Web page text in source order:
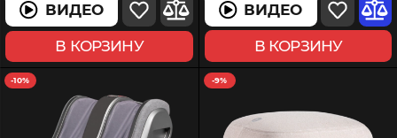
ВИДЕО
В КОРЗИНУ
ВИДЕО
В КОРЗИНУ
-10% -9%